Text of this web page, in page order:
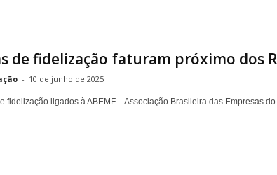
de fidelização faturam próximo dos
- 10 de junho de 2025
fidelização ligados à ABEMF – Associação Brasileira das Empresas